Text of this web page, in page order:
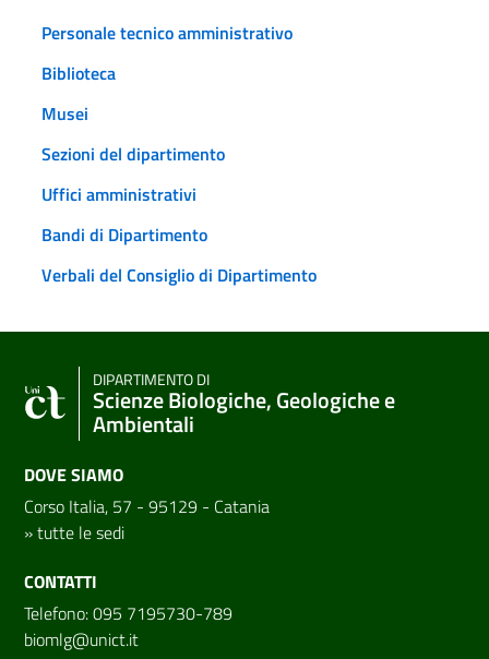
Personale tecnico amministrativo
Biblioteca
Musei
Sezioni del dipartimento
Uffici amministrativi
Bandi di Dipartimento
Verbali del Consiglio di Dipartimento
DIPARTIMENTO DI
Scienze Biologiche, Geologiche e
Ambientali
DOVE SIAMO
Corso Italia, 57 - 95129 - Catania
»tutte le sedi
CONTATTI
Telefono: 095 7195730-789
biomlg@unict.it